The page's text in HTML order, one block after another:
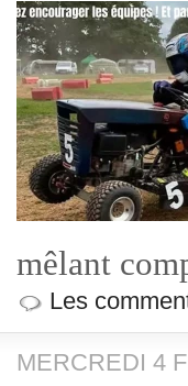
mêlant
Les
MERCREDI 4